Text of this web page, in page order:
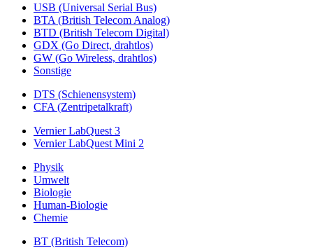
USB (Universal Serial Bus)
BTA (British Telecom Analog)
BTD (British Telecom Digital)
GDX (Go Direct, drahtlos)
GW (Go Wireless, drahtlos)
Sonstige
DTS (Schienensystem)
CFA (Zentripetalkraft)
Vernier LabQuest 3
Vernier LabQuest Mini 2
Physik
Umwelt
Biologie
Human-Biologie
Chemie
BT (British Telecom)